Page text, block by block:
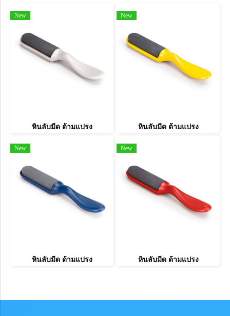
New
หินลับมีด ด้ามแปรง
New
หินลับมีด ด้ามแปรง
New
หินลับมีด ด้ามแปรง
New
หินลับมีด ด้ามแปรง